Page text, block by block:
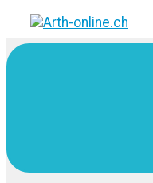
Zum
Hauptinhalt
springen